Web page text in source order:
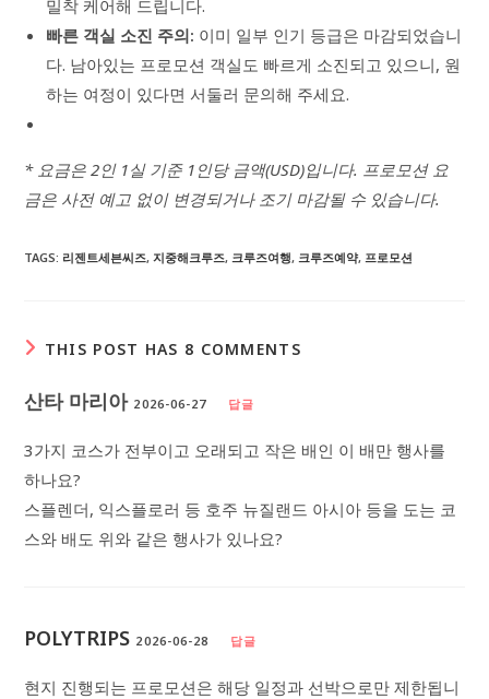
밀착 케어해 드립니다.
빠른 객실 소진 주의: 이미 일부 인기 등급은 마감되었습니
다. 남아있는 프로모션 객실도 빠르게 소진되고 있으니, 원
하는 여정이 있다면 서둘러 문의해 주세요.
* 요금은 2인 1실 기준 1인당 금액(USD)입니다. 프로모션 요
금은 사전 예고 없이 변경되거나 조기 마감될 수 있습니다.
TAGS: 리젠트세븐씨즈, 지중해크루즈, 크루즈여행, 크루즈예약, 프로모션
THIS POST HAS 8 COMMENTS
산타 마리아 2026-06-27 답글
3가지 코스가 전부이고 오래되고 작은 배인 이 배만 행사를
하나요?
스플렌더, 익스플로러 등 호주 뉴질랜드 아시아 등을 도는 코
스와 배도 위와 같은 행사가 있나요?
POLYTRIPS 2026-06-28 답글
현지 진행되는 프로모션은 해당 일정과 선박으로만 제한됩니